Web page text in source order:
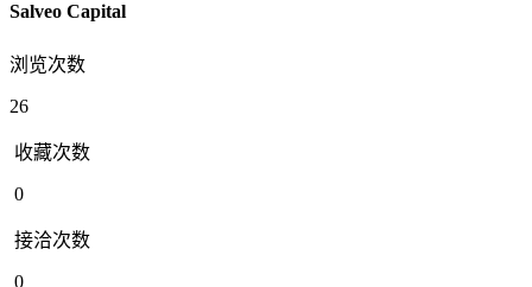
Salveo Capital
浏览次数
26
收藏次数
0
接洽次数
0